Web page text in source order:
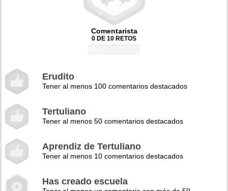
Comentarista
0 DE 10 RETOS
Erudito
Tener al menos 100 comentarios destacados
Tertuliano
Tener al menos 50 comentarios destacados
Aprendiz de Tertuliano
Tener al menos 10 comentarios destacados
Has creado escuela